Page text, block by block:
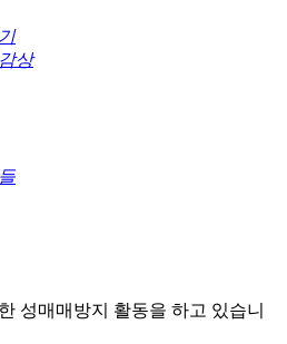
상
성매매방지 활동을 하고 있습니